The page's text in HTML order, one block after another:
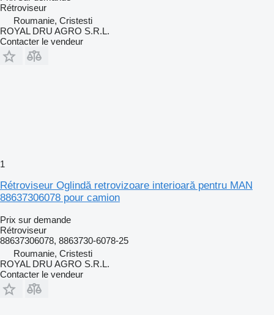
Rétroviseur
Roumanie, Cristesti
ROYAL DRU AGRO S.R.L.
Contacter le vendeur
1
Rétroviseur Oglindă retrovizoare interioară pentru MAN
88637306078 pour camion
Prix sur demande
Rétroviseur
88637306078, 8863730-6078-25
Roumanie, Cristesti
ROYAL DRU AGRO S.R.L.
Contacter le vendeur